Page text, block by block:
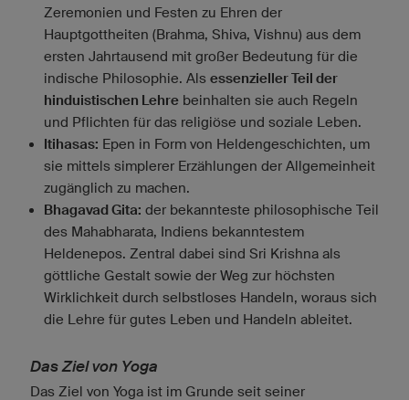
Zeremonien und Festen zu Ehren der
Hauptgottheiten (Brahma, Shiva, Vishnu) aus dem
ersten Jahrtausend mit großer Bedeutung für die
indische Philosophie. Als essenzieller Teil der
hinduistischen Lehre beinhalten sie auch Regeln
und Pflichten für das religiöse und soziale Leben.
Itihasas: Epen in Form von Heldengeschichten, um
sie mittels simplerer Erzählungen der Allgemeinheit
zugänglich zu machen.
Bhagavad Gita: der bekannteste philosophische Teil
des Mahabharata, Indiens bekanntestem
Heldenepos. Zentral dabei sind Sri Krishna als
göttliche Gestalt sowie der Weg zur höchsten
Wirklichkeit durch selbstloses Handeln, woraus sich
die Lehre für gutes Leben und Handeln ableitet.
Das Ziel von Yoga
Das Ziel von Yoga ist im Grunde seit seiner